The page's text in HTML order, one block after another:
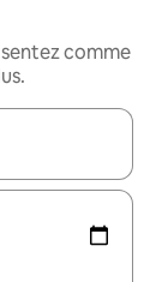
comme
vers le